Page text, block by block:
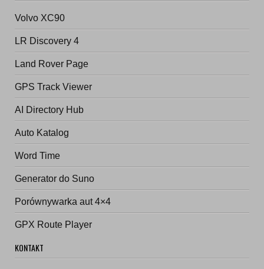
Volvo XC90
LR Discovery 4
Land Rover Page
GPS Track Viewer
AI Directory Hub
Auto Katalog
Word Time
Generator do Suno
Porównywarka aut 4×4
GPX Route Player
KONTAKT